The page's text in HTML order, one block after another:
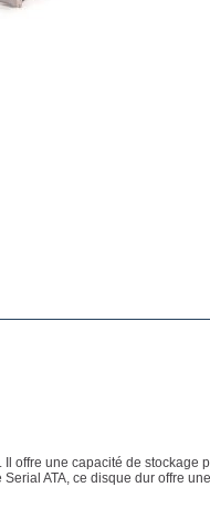
offre une capacité de stockage
ATA, ce disque dur offre